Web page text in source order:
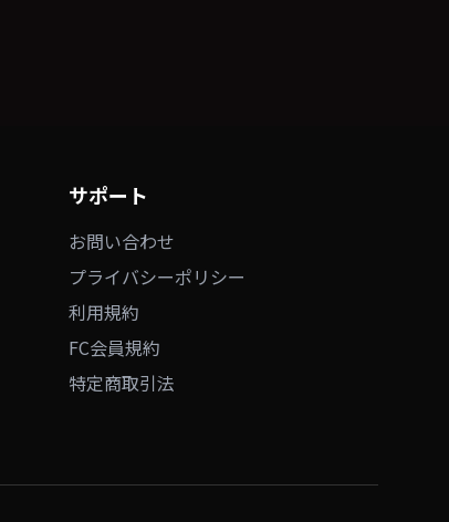
サポート
お問い合わせ
プライバシーポリシー
利用規約
FC会員規約
特定商取引法